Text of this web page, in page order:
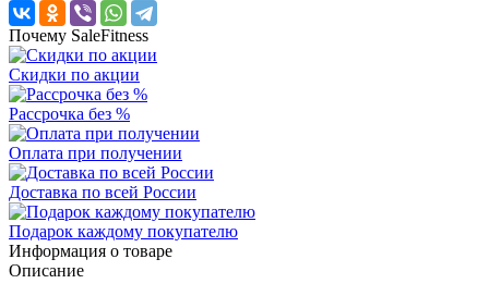
Почему SaleFitness
Скидки по акции
Рассрочка без %
Оплата при получении
Доставка по всей России
Подарок каждому покупателю
Информация о товаре
Описание